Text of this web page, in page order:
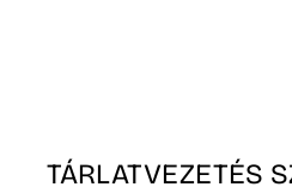
TÁRLATVEZETÉS